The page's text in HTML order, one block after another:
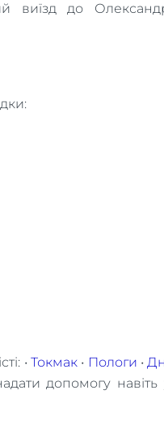
до
•Токмак • Пологи •
допомогу